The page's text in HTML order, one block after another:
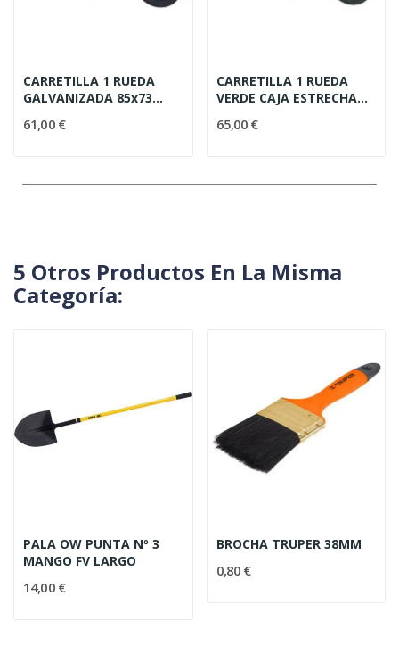
CARRETILLA 1 RUEDA
GALVANIZADA 85x73
61,00 €
CARRETILLA 1 RUEDA
VERDE CAJA ESTRECHA
65,00 €
5 Otros Productos En La Misma
Categoría:
PALA OW PUNTA Nº 3
MANGO FV LARGO
14,00 €
BROCHA TRUPER 38MM
0,80 €